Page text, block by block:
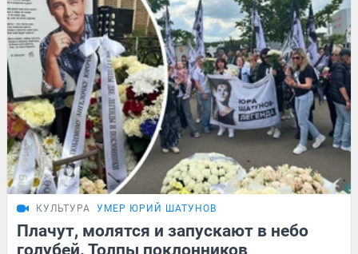
КУЛЬТУРА УМЕР ЮРИЙ ШАТУНОВ
Плачут, молятся и запускают в небо
голубей. Толпы поклонников